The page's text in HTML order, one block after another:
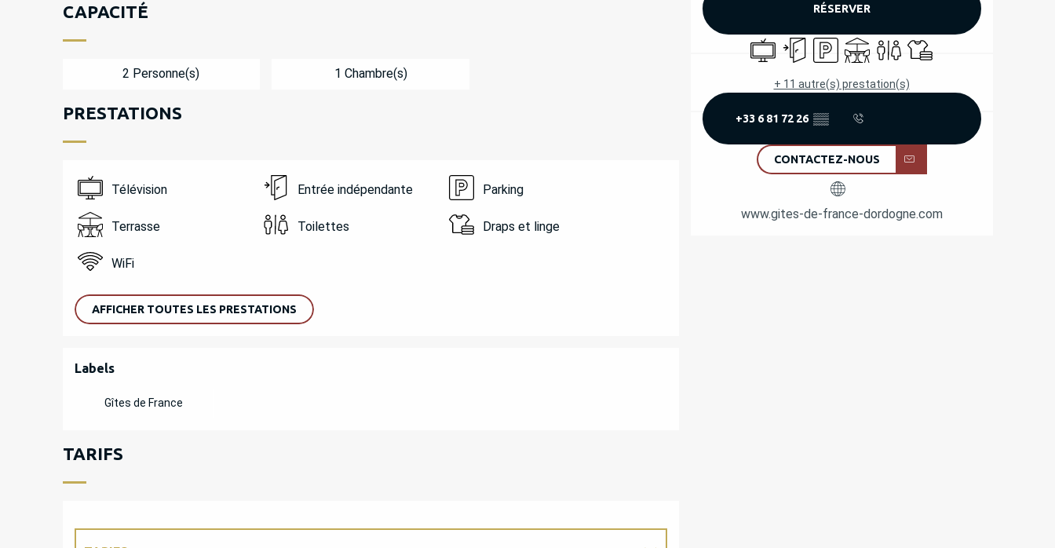
RÉSERVER
TélévisionEntrée indépendante
ParkingTerrasseToilettesDraps et linge
+ 11 autre(s) prestation(s)
+33 6 81 72 26 ▒▒
CONTACTEZ-NOUS
www.gites-de-france-dordogne.com
CAPACITÉ
2 Personne(s) 1 Chambre(s)
PRESTATIONS
Télévision Entrée indépendante Parking
Terrasse Toilettes Draps et linge
WiFi
AFFICHER TOUTES LES PRESTATIONS
OFFRES DE PRESTATIONS
Labels
Labels
Gîtes de France
TARIFS